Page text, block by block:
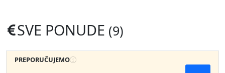
SVE PONUDE (9)
PREPORUČUJEMO